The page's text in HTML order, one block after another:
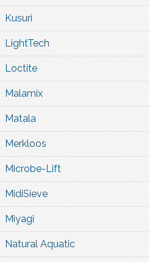
Kusuri
LightTech
Loctite
Malamix
Matala
Merkloos
Microbe-Lift
MidiSieve
Miyagi
Natural Aquatic